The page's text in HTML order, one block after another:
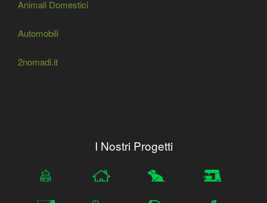
Animali Domestici
Automobili
2nomadi.it
I Nostri Progetti